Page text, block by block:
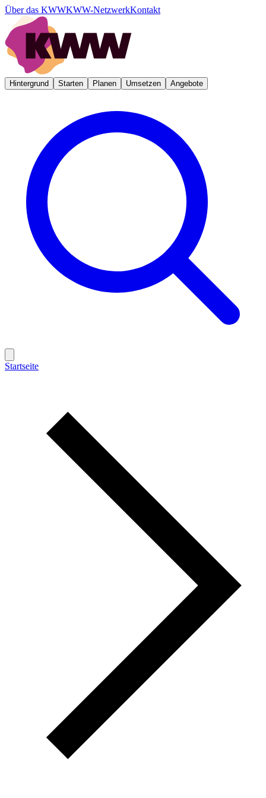
Über das KWWKWW-NetzwerkKontakt
Hintergrund Starten Planen Umsetzen Angebote
Startseite